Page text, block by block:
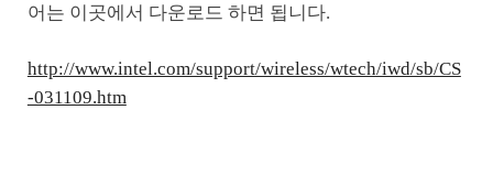
어는 이곳에서 다운로드 하면 됩니다.
http://www.intel.com/support/wireless/wtech/iwd/sb/CS
-031109.htm